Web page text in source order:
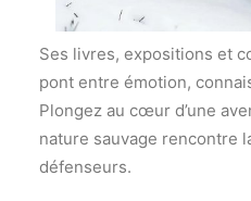
Ses livres, expositions et
pont entre émotion,
Plongez au cœur d’une
nature sauvage rencontre
défenseurs.